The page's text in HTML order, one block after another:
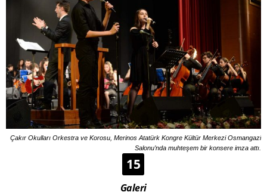
Çakır Okulları Orkestra ve Korosu, Merinos Atatürk Kongre Kültür Merkezi Osmangazi
Salonu’nda muhteşem bir konsere imza attı.
15
Galeri